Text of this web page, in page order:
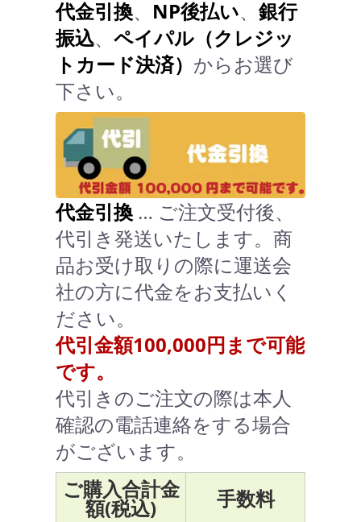
代金引換、 NP後払い、 銀行
振込、 ペイパル（クレジッ
トカード決済） からお選び
下さい。
代金引換 … ご注文受付後、
代引き発送いたします。商
品お受け取りの際に運送会
社の方に代金をお支払いく
ださい。
代引金額100,000円まで可能
です。
代引きのご注文の際は本人
確認の電話連絡をする場合
がございます。
ご購入合計金
額(税込)
手数料